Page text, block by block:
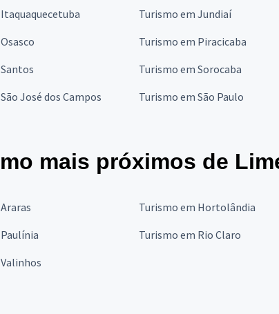
Turismo em Jundiaí
Turismo em Piracicaba
Turismo em Sorocaba
José dos Campos Turismo em São Paulo
mais próximos de
Turismo em Hortolândia
Turismo em Rio Claro